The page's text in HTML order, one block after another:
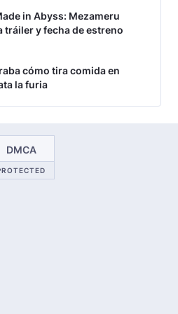
in Abyss: Mezameru
tráiler y fecha de estreno
cómo tira comida en
la furia
DMCA